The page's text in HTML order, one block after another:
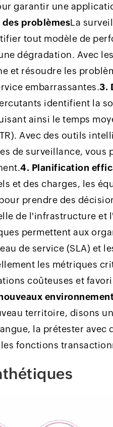
garantir une
problèmesLa
tout modèle de
dégradation. Avec
et résoudre les
embarrassantes.3.
identifient la
ainsi le temps
Avec des outils
de surveillance, vous
4. Planification
et des charges, les
prendre des
de l'infrastructure et
permettent aux
de service (SLA) et
les métriques
coûteuses et
territoire, disons
la prétester
fonctions